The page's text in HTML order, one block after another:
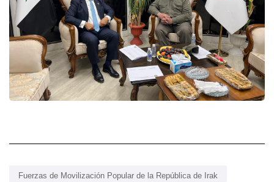
Fuerzas de Movilización Popular de la República de Irak